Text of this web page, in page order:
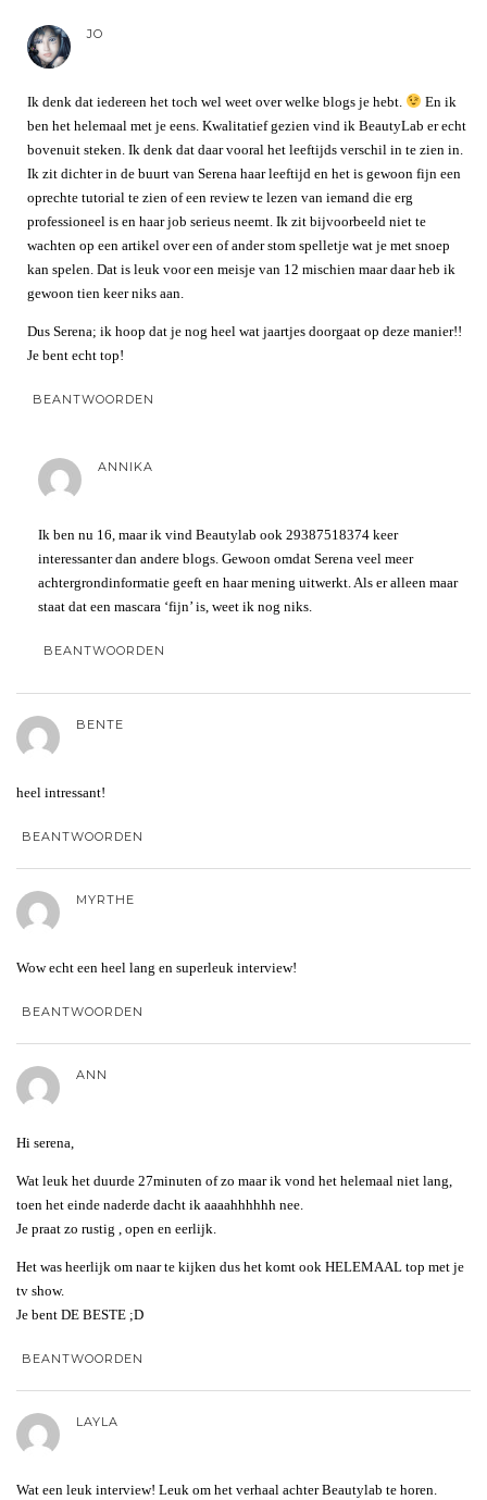
JO
Ik denk dat iedereen het toch wel weet over welke blogs je hebt.
En ik
ben het helemaal met je eens. Kwalitatief gezien vind ik BeautyLab er echt
bovenuit steken. Ik denk dat daar vooral het leeftijds verschil in te zien in.
Ik zit dichter in de buurt van Serena haar leeftijd en het is gewoon fijn een
oprechte tutorial te zien of een review te lezen van iemand die erg
professioneel is en haar job serieus neemt. Ik zit bijvoorbeeld niet te
wachten op een artikel over een of ander stom spelletje wat je met snoep
kan spelen. Dat is leuk voor een meisje van 12 mischien maar daar heb ik
gewoon tien keer niks aan.
Dus Serena; ik hoop dat je nog heel wat jaartjes doorgaat op deze manier!!
Je bent echt top!
BEANTWOORDEN
ANNIKA
Ik ben nu 16, maar ik vind Beautylab ook 29387518374 keer
interessanter dan andere blogs. Gewoon omdat Serena veel meer
achtergrondinformatie geeft en haar mening uitwerkt. Als er alleen maar
staat dat een mascara ‘fijn’ is, weet ik nog niks.
BEANTWOORDEN
BENTE
heel intressant!
BEANTWOORDEN
MYRTHE
Wow echt een heel lang en superleuk interview!
BEANTWOORDEN
ANN
Hi serena,
Wat leuk het duurde 27minuten of zo maar ik vond het helemaal niet lang,
toen het einde naderde dacht ik aaaahhhhhh nee.
Je praat zo rustig , open en eerlijk.
Het was heerlijk om naar te kijken dus het komt ook HELEMAAL top met je
tv show.
Je bent DE BESTE ;D
BEANTWOORDEN
LAYLA
Wat een leuk interview! Leuk om het verhaal achter Beautylab te horen.